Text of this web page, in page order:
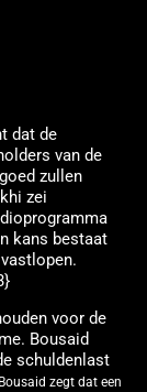
dat de
van de
zullen
zei
kans bestaat
voor de
Bousaid
schuldenlast
zegt dat een